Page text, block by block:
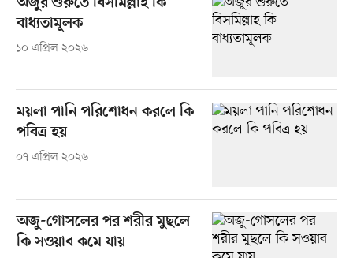
অজুর শুরুতে বিসমিল্লাহ কি
বাধ্যতামূলক
১০ এপ্রিল ২০২৬
ময়লা পানি পরিশোধন করলে কি
পবিত্র হয়
০৭ এপ্রিল ২০২৬
অজু-গোসলের পর শরীর মুছলে
কি সওয়াব কমে যায়